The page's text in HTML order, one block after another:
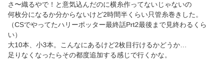
さ〜織るやで！と意気込んだのに横糸作ってないじゃないの
何枚分になるか分からないけど2時間半くらい只管糸巻きした。
（CSでやってたハリーポッター最終話Prt2最後まで見終わるくら
い）
大10本、小3本。こんなにあるけど2枚目行けるかどうか…
足りなくなったらその都度追加する感じで行くかな。